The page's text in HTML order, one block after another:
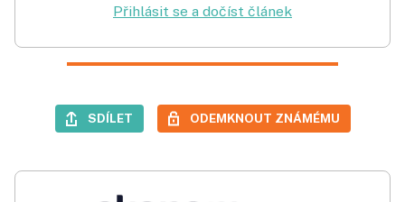
Přihlásit se a dočíst článek
SDÍLET ODEMKNOUT ZNÁMÉMU